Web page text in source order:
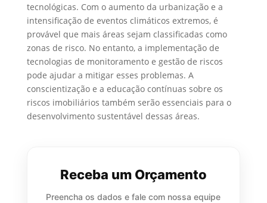
tecnológicas. Com o aumento da urbanização e a
intensificação de eventos climáticos extremos, é
provável que mais áreas sejam classificadas como
zonas de risco. No entanto, a implementação de
tecnologias de monitoramento e gestão de riscos
pode ajudar a mitigar esses problemas. A
conscientização e a educação contínuas sobre os
riscos imobiliários também serão essenciais para o
desenvolvimento sustentável dessas áreas.
Receba um Orçamento
Preencha os dados e fale com nossa equipe